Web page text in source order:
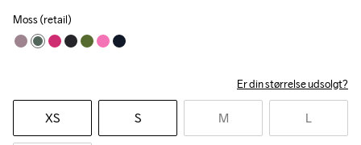
Moss (retail)
Er din størrelse udsolgt?
XS S M L